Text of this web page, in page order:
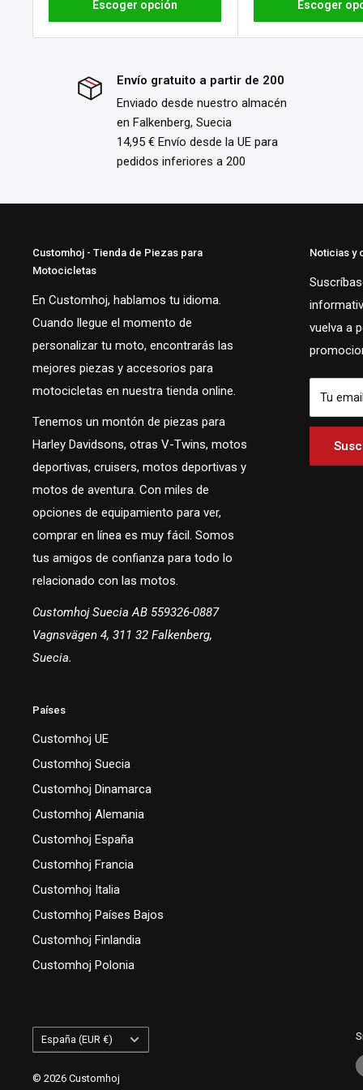
Escoger opción Escoger
Envío gratuito a partir de 200
Enviado desde nuestro almacén
en Falkenberg, Suecia
14,95 € Envío desde la UE para
pedidos inferiores a 200
Customhoj - Tienda de Piezas para
Motocicletas
En Customhoj, hablamos tu idioma.
Cuando llegue el momento de
personalizar tu moto, encontrarás las
mejores piezas y accesorios para
motocicletas en nuestra tienda online.
Tenemos un montón de piezas para
Harley Davidsons, otras V-Twins, motos
deportivas, cruisers, motos deportivas y
motos de aventura. Con miles de
opciones de equipamiento para ver,
comprar en línea es muy fácil. Somos
tus amigos de confianza para todo lo
relacionado con las motos.
Customhoj Suecia AB 559326-0887
Vagnsvägen 4, 311 32 Falkenberg,
Suecia.
Noticias y
vuelva a
Tu email
Países
Customhoj UE
Customhoj Suecia
Customhoj Dinamarca
Customhoj Alemania
Customhoj España
Customhoj Francia
Customhoj Italia
Customhoj Países Bajos
Customhoj Finlandia
Customhoj Polonia
País/región
España (EUR €)
© 2026 Customhoj